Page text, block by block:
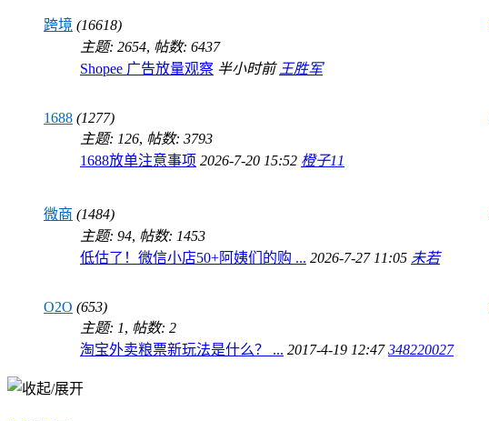
跨境 (16618)
主题: 2654, 帖数: 6437
Shopee 广告放量观察 半小时前 王胜军
1688 (1277)
主题: 126, 帖数: 3793
1688放单注意事项 2026-7-20 15:52 橙子11
微商 (1484)
主题: 94, 帖数: 1453
低估了！微信小店50+阿姨们的购 ... 2026-7-27 11:05 未若
O2O (653)
主题: 1, 帖数: 2
淘宝外卖粮票新玩法是什么？ ... 2017-4-19 12:47348220027